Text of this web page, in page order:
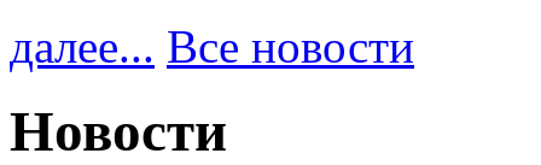
далее... Все новости
Новости